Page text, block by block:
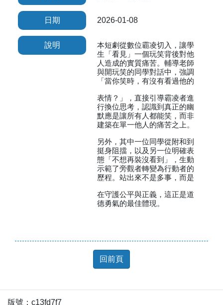
日期 2026-01-08
說明
本短劇從數位霸凌切入，讓學
生「看見」一個玩笑背後對他
人造成的實質痛苦。輔導老師
與開玩笑的同學對話中，強調
「當你笑時，有沒有看過他的
表情？」，直接引導霸凌者進
行換位思考，認識到真正的幽
默應是讓所有人都能笑，而非
建築在單一他人的痛苦之上。
另外，其中一位同學從附和到
挺身阻擋，以及另一位明確表
態「不想再裝沒看到」，生動
示範了旁觀者轉變為行動者的
歷程。站出來不是多事，而是
在守護公平與正義，這正是道
德勇氣的最佳體現。
回前頁
版號：c13fd7f7